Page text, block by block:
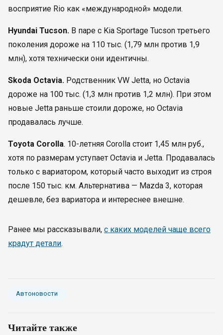
восприятие Rio как «международной» модели.
Hyundai Tucson. В паре с Kia Sportage Tucson третьего
поколения дороже на 110 тыс. (1,79 млн против 1,9
млн), хотя технически они идентичны.
Skoda Octavia. Родственник VW Jetta, но Octavia
дороже на 100 тыс. (1,3 млн против 1,2 млн). При этом
новые Jetta раньше стоили дороже, но Octavia
продавалась лучше.
Toyota Corolla. 10-летняя Corolla стоит 1,45 млн руб.,
хотя по размерам уступает Octavia и Jetta. Продавалась
только с вариатором, который часто выходит из строя
после 150 тыс. км. Альтернатива — Mazda 3, которая
дешевле, без вариатора и интереснее внешне.
Ранее мы рассказывали, с каких моделей чаще всего
крадут детали.
Автоновости
Читайте также